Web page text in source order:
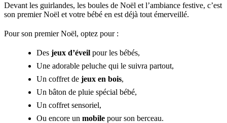
Devant les guirlandes, les boules de Noël et l’ambiance festive, c’est
son premier Noël et votre bébé en est déjà tout émerveillé.
Pour son premier Noël, optez pour :
Des jeux d’éveil pour les bébés,
Une adorable peluche qui le suivra partout,
Un coffret de jeux en bois,
Un bâton de pluie spécial bébé,
Un coffret sensoriel,
Ou encore un mobile pour son berceau.